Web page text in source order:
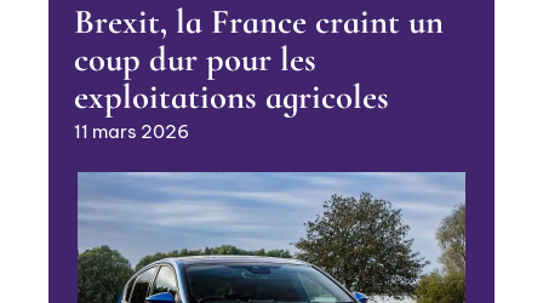
Brexit, la France craint un
coup dur pour les
exploitations agricoles
11 mars 2026